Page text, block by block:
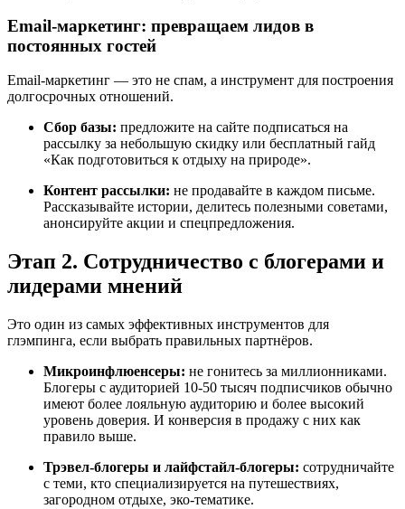
Email-маркетинг: превращаем лидов в
постоянных гостей
Email-маркетинг — это не спам, а инструмент для построения
долгосрочных отношений.
Сбор базы: предложите на сайте подписаться на
рассылку за небольшую скидку или бесплатный гайд
«Как подготовиться к отдыху на природе».
Контент рассылки: не продавайте в каждом письме.
Рассказывайте истории, делитесь полезными советами,
анонсируйте акции и спецпредложения.
Этап 2. Сотрудничество с блогерами и
лидерами мнений
Это один из самых эффективных инструментов для
глэмпинга, если выбрать правильных партнёров.
Микроинфлюенсеры: не гонитесь за миллионниками.
Блогеры с аудиторией 10-50 тысяч подписчиков обычно
имеют более лояльную аудиторию и более высокий
уровень доверия. И конверсия в продажу с них как
правило выше.
Трэвел-блогеры и лайфстайл-блогеры: сотрудничайте
с теми, кто специализируется на путешествиях,
загородном отдыхе, эко-тематике.